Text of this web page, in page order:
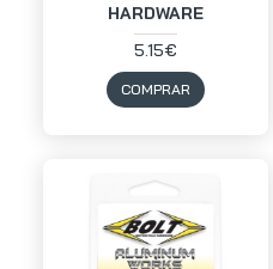
HARDWARE
5.15€
COMPRAR